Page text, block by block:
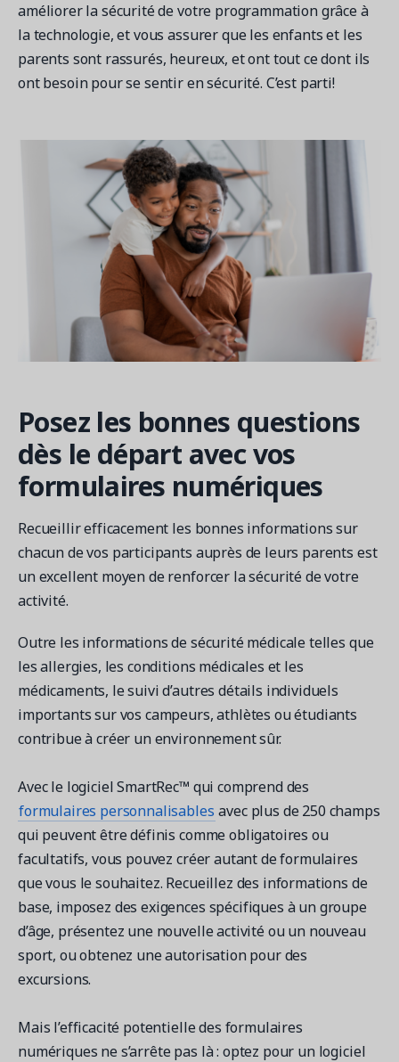
améliorer la sécurité de votre programmation grâce à
la technologie, et vous assurer que les enfants et les
parents sont rassurés, heureux, et ont tout ce dont ils
ont besoin pour se sentir en sécurité. C’est parti!
Posez les bonnes questions
dès le départ avec vos
formulaires numériques
Recueillir efficacement les bonnes informations sur
chacun de vos participants auprès de leurs parents est
un excellent moyen de renforcer la sécurité de votre
activité.
Outre les informations de sécurité médicale telles que
les allergies, les conditions médicales et les
médicaments, le suivi d’autres détails individuels
importants sur vos campeurs, athlètes ou étudiants
contribue à créer un environnement sûr.
Avec le logiciel SmartRec™ qui comprend des
formulaires personnalisables avec plus de 250 champs
qui peuvent être définis comme obligatoires ou
facultatifs, vous pouvez créer autant de formulaires
que vous le souhaitez. Recueillez des informations de
base, imposez des exigences spécifiques à un groupe
d’âge, présentez une nouvelle activité ou un nouveau
sport, ou obtenez une autorisation pour des
excursions.
Mais l’efficacité potentielle des formulaires
numériques ne s’arrête pas là : optez pour un logiciel